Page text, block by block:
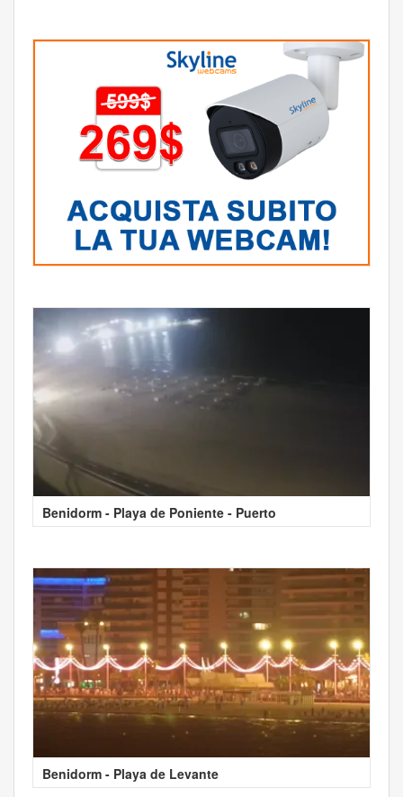
Benidorm - Playa de Poniente - Puerto
Benidorm - Playa de Levante